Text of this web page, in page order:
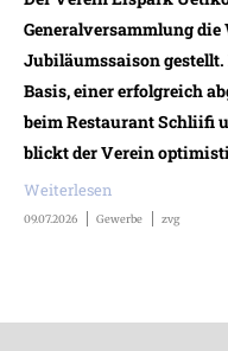
Generalversammlung
Jubiläumssaison
Basis, einer erfolgreich
beim Restaurant Schliifi
blickt der Verein
Weiterlesen
09.07.2026 Gewerbe zvg